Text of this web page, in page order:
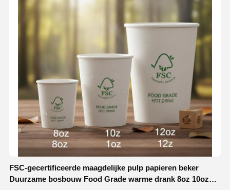
FSC-gecertificeerde maagdelijke pulp papieren beker
Duurzame bosbouw Food Grade warme drank 8oz 10oz